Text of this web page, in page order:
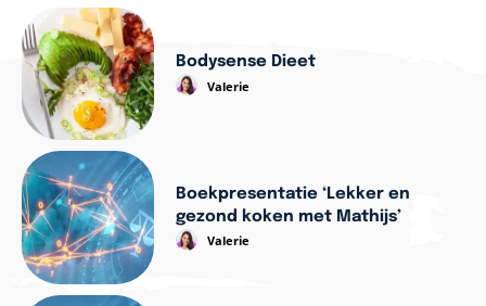
Bodysense Dieet
Valerie
Boekpresentatie ‘Lekker en
gezond koken met Mathijs’
Valerie